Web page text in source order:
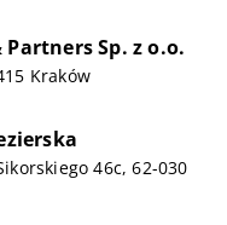
Sp. z o.o.
Kraków
46c, 62-030